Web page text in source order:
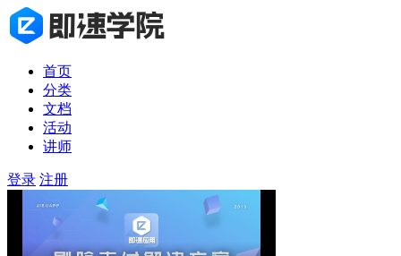
首页
分类
文档
活动
讲师
登录 注册